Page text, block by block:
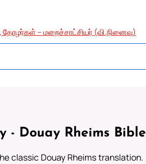
தோழர்கள் – மறைச்சாட்சியர் (வி.நினைவு)
- Douay Rheims Bible
classic Douay Rheims translation.